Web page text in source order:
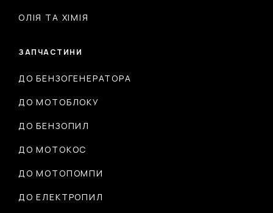
ОЛІЯ ТА ХІМІЯ
ЗАПЧАСТИНИ
ДО БЕНЗОГЕНЕРАТОРА
ДО МОТОБЛОКУ
ДО БЕНЗОПИЛ
ДО МОТОКОС
ДО МОТОПОМПИ
ДО ЕЛЕКТРОПИЛ